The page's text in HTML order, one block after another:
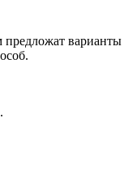
предложат варианты